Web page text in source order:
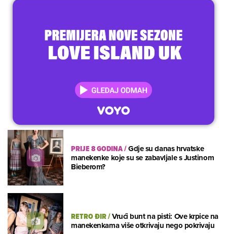
PRIJE 8 GODINA/Gdje su danas hrvatske
manekenke koje su se zabavljale s Justinom
Bieberom?
RETRO ĐIR/Vrući bunt na pisti: Ove krpice na
manekenkama više otkrivaju nego pokrivaju